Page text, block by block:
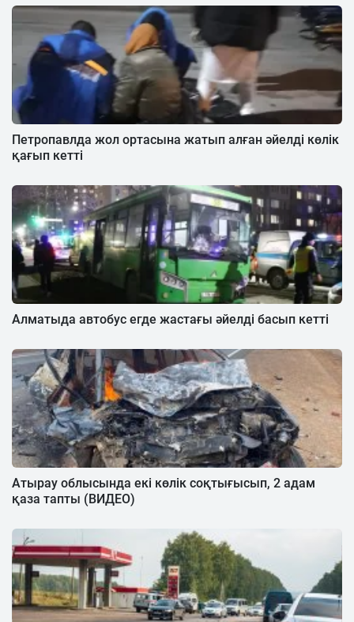
Петропавлда жол ортасына жатып алған әйелді көлік
қағып кетті
Алматыда автобус егде жастағы әйелді басып кетті
Атырау облысында екі көлік соқтығысып, 2 адам
қаза тапты (ВИДЕО)